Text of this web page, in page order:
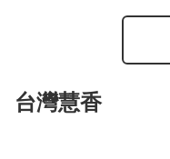
台灣慧香